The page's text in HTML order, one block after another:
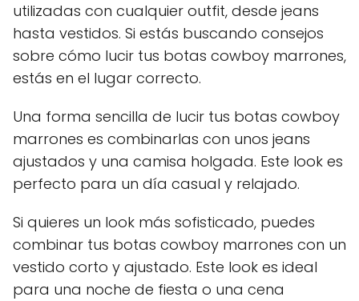
utilizadas con cualquier outfit, desde jeans
hasta vestidos. Si estás buscando consejos
sobre cómo lucir tus botas cowboy marrones,
estás en el lugar correcto.
Una forma sencilla de lucir tus botas cowboy
marrones es combinarlas con unos jeans
ajustados y una camisa holgada. Este look es
perfecto para un día casual y relajado.
Si quieres un look más sofisticado, puedes
combinar tus botas cowboy marrones con un
vestido corto y ajustado. Este look es ideal
para una noche de fiesta o una cena